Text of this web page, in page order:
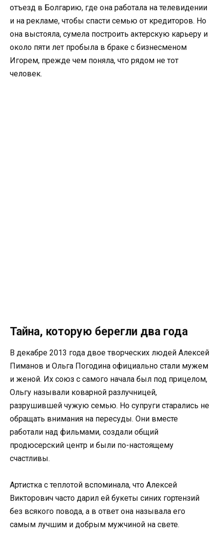
отъезд в Болгарию, где она работала на телевидении
и на рекламе, чтобы спасти семью от кредиторов. Но
она выстояла, сумела построить актерскую карьеру и
около пяти лет пробыла в браке с бизнесменом
Игорем, прежде чем поняла, что рядом не тот
человек.
Тайна, которую берегли два года
В декабре 2013 года двое творческих людей Алексей
Пиманов и Ольга Погодина официально стали мужем
и женой. Их союз с самого начала был под прицелом,
Ольгу называли коварной разлучницей,
разрушившей чужую семью. Но супруги старались не
обращать внимания на пересуды. Они вместе
работали над фильмами, создали общий
продюсерский центр и были по-настоящему
счастливы.
Артистка с теплотой вспоминала, что Алексей
Викторович часто дарил ей букеты синих гортензий
без всякого повода, а в ответ она называла его
самым лучшим и добрым мужчиной на свете.